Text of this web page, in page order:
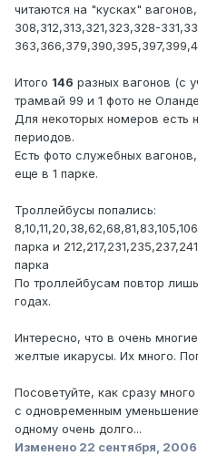
читаются на "кусках"
308,312,313,321,323,328-
Итого 146 разных вагонов (с
трамвай 99 и 1 фото не
Для некоторых номеров есть
периодов.
Есть фото служебных
еще в 1 парке.
Троллейбусы попались:
парка и
парка
По троллейбусам повтор
годах.
Интересно, что в очень
желтые икарусы. Их много.
Посоветуйте, как сразу
с одновременным
одному очень долго...
Изменено 22 сентября, 2006